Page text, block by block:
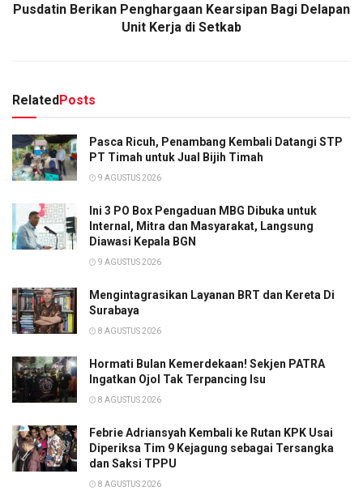
Pusdatin Berikan Penghargaan Kearsipan Bagi Delapan
Unit Kerja di Setkab
RelatedPosts
Pasca Ricuh, Penambang Kembali Datangi STP
PT Timah untuk Jual Bijih Timah
9 AGUSTUS 2026
Ini 3 PO Box Pengaduan MBG Dibuka untuk
Internal, Mitra dan Masyarakat, Langsung
Diawasi Kepala BGN
9 AGUSTUS 2026
Mengintagrasikan Layanan BRT dan Kereta Di
Surabaya
8 AGUSTUS 2026
Hormati Bulan Kemerdekaan! Sekjen PATRA
Ingatkan Ojol Tak Terpancing Isu
8 AGUSTUS 2026
Febrie Adriansyah Kembali ke Rutan KPK Usai
Diperiksa Tim 9 Kejagung sebagai Tersangka
dan Saksi TPPU
8 AGUSTUS 2026